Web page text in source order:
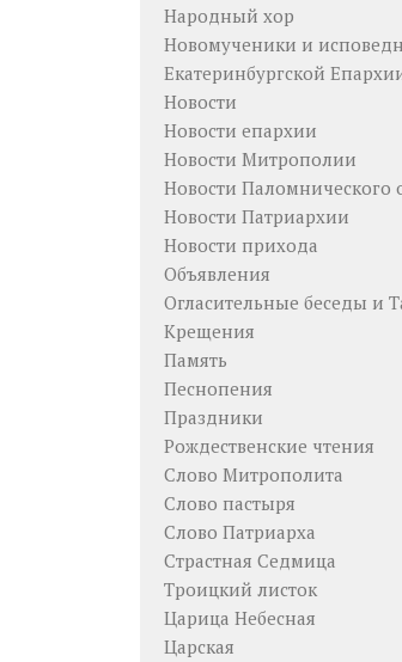
Народный хор
Новомученики и
Екатеринбургской
Новости
Новости епархии
Новости Митрополии
Новости Паломнического
Новости Патриархии
Новости прихода
Объявления
Огласительные беседы и
Крещения
Память
Песнопения
Праздники
Рождественские чтения
Слово Митрополита
Слово пастыря
Слово Патриарха
Страстная Седмица
Троицкий листок
Царица Небесная
Царская